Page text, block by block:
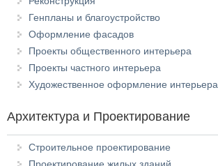
Генпланы и благоустройство
Оформление фасадов
Проекты общественного интерьера
Проекты частного интерьера
Художественное оформление интерьера
Архитектура и Проектирование
Строительное проектирование